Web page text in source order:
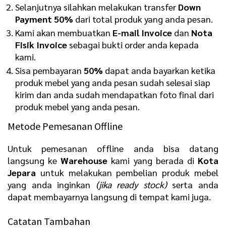
Selanjutnya silahkan melakukan transfer Down
Payment 50% dari total produk yang anda pesan.
Kami akan membuatkan E-mail Invoice dan Nota
Fisik Invoice sebagai bukti order anda kepada
kami.
Sisa pembayaran 50% dapat anda bayarkan ketika
produk mebel yang anda pesan sudah selesai siap
kirim dan anda sudah mendapatkan foto final dari
produk mebel yang anda pesan.
Metode Pemesanan Offline
Untuk pemesanan offline anda bisa datang
langsung keWarehouse kami yang berada di Kota
Jepara untuk melakukan pembelian produk mebel
yang anda inginkan (jika ready stock)serta anda
dapat membayarnya langsung di tempat kami juga.
Catatan Tambahan